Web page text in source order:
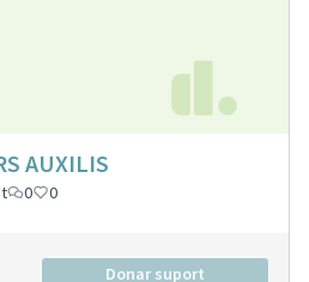
AUXILIS
0 0
Donar suport